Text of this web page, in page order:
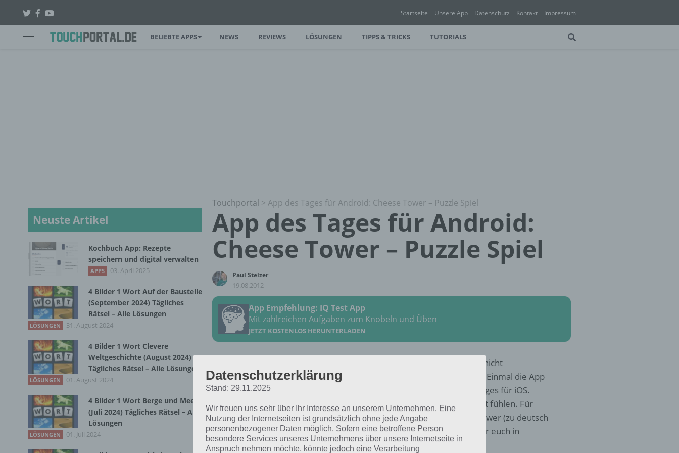
Startseite Unsere App Datenschutz Kontakt Impressum
BELIEBTE APPS NEWS REVIEWS LÖSUNGEN TIPPS & TRICKS TUTORIALS
Touchportal > App des Tages für Android: Cheese Tower – Puzzle Spiel
App des Tages für Android:
Cheese Tower – Puzzle Spiel
Paul Stelzer
19.08.2012
App Empfehlung: IQ Test App
Mit zahlreichen Aufgaben zum Knobeln und Üben
JETZT KOSTENLOS HERUNTERLADEN
Auch heute wollen wir euch unsere App des Tages nicht
vorenthalten. Dabei teilen wir das ganze heute ein. Einmal die App
des Tages für Android und einmal in die App des Tages für iOS.
Damit kann sich heute keine Plattform benachteiligt fühlen. Für
Android gibt es für euch das Puzzle Spiel Cheese Tower (zu deutsch
Käseturm). Was ihr hier machen müsst, erklären wir euch in
diesem Artikel.
Neuste Artikel
Kochbuch App: Rezepte
speichern und digital verwalten
APPS 03. April 2025
4 Bilder 1 Wort Auf der Baustelle
(September 2024) Tägliches
Rätsel – Alle Lösungen
LÖSUNGEN 31. August 2024
4 Bilder 1 Wort Clevere
Weltgeschichte (August 2024)
Tägliches Rätsel – Alle Lösungen
LÖSUNGEN 01. August 2024
4 Bilder 1 Wort Berge und Meer
(Juli 2024) Tägliches Rätsel – Alle
Lösungen
LÖSUNGEN 01. Juli 2024
Datenschutzerklärung
Stand: 29.11.2025
Wir freuen uns sehr über Ihr Interesse an unserem Unternehmen. Eine
Nutzung der Internetseiten ist grundsätzlich ohne jede Angabe
personenbezogener Daten möglich. Sofern eine betroffene Person
besondere Services unseres Unternehmens über unsere Internetseite in
Anspruch nehmen möchte, könnte jedoch eine Verarbeitung